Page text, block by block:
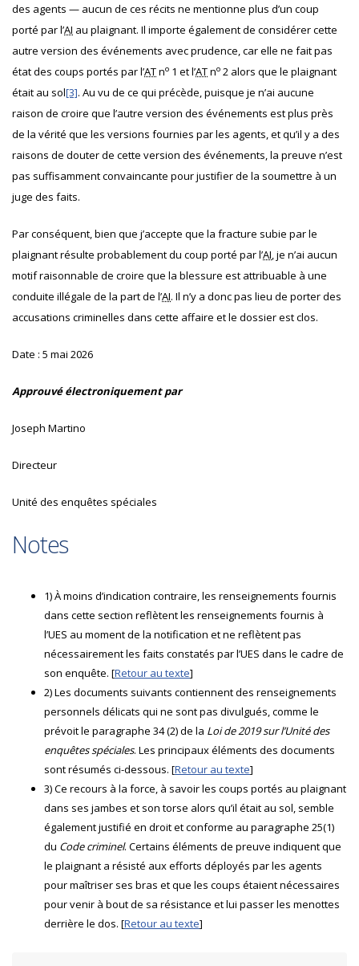
des agents — aucun de ces récits ne mentionne plus d’un coup
porté par l’AI au plaignant. Il importe également de considérer cette
autre version des événements avec prudence, car elle ne fait pas
état des coups portés par l’ATno 1 et l’ATno 2 alors que le plaignant
était au sol[3]. Au vu de ce qui précède, puisque je n’ai aucune
raison de croire que l’autre version des événements est plus près
de la vérité que les versions fournies par les agents, et qu’il y a des
raisons de douter de cette version des événements, la preuve n’est
pas suffisamment convaincante pour justifier de la soumettre à un
juge des faits.
Par conséquent, bien que j’accepte que la fracture subie par le
plaignant résulte probablement du coup porté par l’AI, je n’ai aucun
motif raisonnable de croire que la blessure est attribuable à une
conduite illégale de la part de l’AI. Il n’y a donc pas lieu de porter des
accusations criminelles dans cette affaire et le dossier est clos.
Date : 5 mai 2026
Approuvé électroniquement par
Joseph Martino
Directeur
Unité des enquêtes spéciales
Notes
1) À moins d’indication contraire, les renseignements fournis
dans cette section reflètent les renseignements fournis à
l’UES au moment de la notification et ne reflètent pas
nécessairement les faits constatés par l’UES dans le cadre de
son enquête. [Retour au texte]
2) Les documents suivants contiennent des renseignements
personnels délicats qui ne sont pas divulgués, comme le
prévoit le paragraphe 34 (2) de la Loi de 2019 sur l’Unité des
enquêtes spéciales. Les principaux éléments des documents
sont résumés ci-dessous. [Retour au texte]
3) Ce recours à la force, à savoir les coups portés au plaignant
dans ses jambes et son torse alors qu’il était au sol, semble
également justifié en droit et conforme au paragraphe 25(1)
du Code criminel. Certains éléments de preuve indiquent que
le plaignant a résisté aux efforts déployés par les agents
pour maîtriser ses bras et que les coups étaient nécessaires
pour venir à bout de sa résistance et lui passer les menottes
derrière le dos. [Retour au texte]